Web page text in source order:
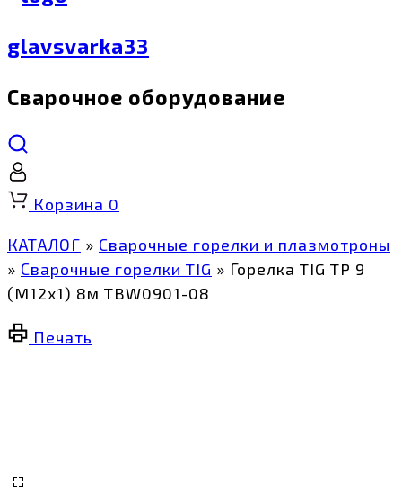
glavsvarka33
Сварочное оборудование
Корзина 0
КАТАЛОГ » Сварочные горелки и плазмотроны
» Сварочные горелки TIG » Горелка TIG TP 9
(M12x1) 8м TBW0901-08
Печать